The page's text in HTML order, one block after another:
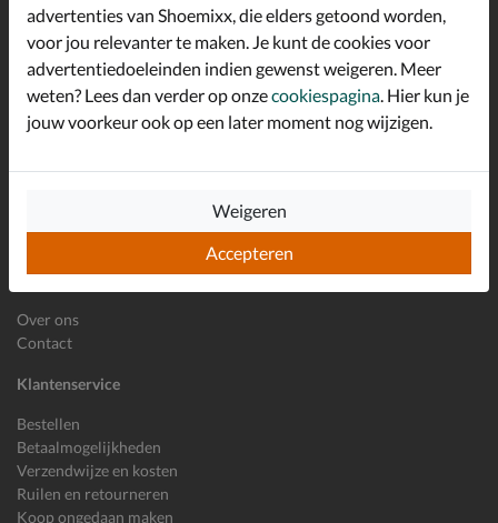
Shoemixx
Over ons
Contact
Klantenservice
Bestellen
Betaalmogelijkheden
Verzendwijze en kosten
Ruilen en retourneren
Koop ongedaan maken
Schrijf je in voor de Shoemixx nieuwsbrief en ontvang €10,-
welkomstkorting!
E-mailadres
advertenties van Shoemixx, die elders getoond worden,
voor jou relevanter te maken. Je kunt de cookies voor
advertentiedoeleinden indien gewenst weigeren. Meer
weten? Lees dan verder op onzecookiespagina . Hier kun je
jouw voorkeur ook op een later moment nog wijzigen.
Accepteren
Weigeren